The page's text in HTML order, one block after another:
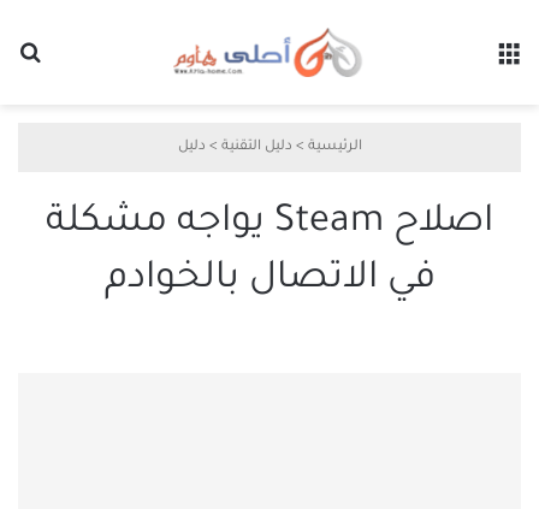
الرئيسية > دليل التقنية > دليل
اصلاح Steam يواجه مشكلة
في الاتصال بالخوادم